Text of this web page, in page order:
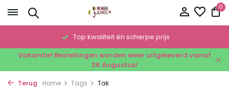
0
Top kwaliteit én scherpe prijs
Vakantie! Bestellingen worden weer uitgeleverd vanaf
26 Augustus!
Terug Home Tags Tak